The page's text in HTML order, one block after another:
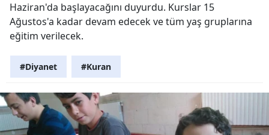
Haziran'da başlayacağını duyurdu. Kurslar 15
Ağustos'a kadar devam edecek ve tüm yaş gruplarına
eğitim verilecek.
#Diyanet #Kuran